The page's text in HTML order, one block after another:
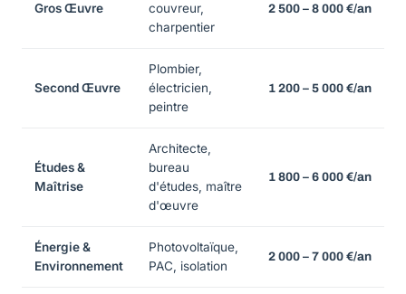
Gros Œuvre
couvreur,
charpentier
2 500 – 8 000 €/an
Second Œuvre
Plombier,
électricien,
peintre
1 200 – 5 000 €/an
Études &
Maîtrise
Architecte,
bureau
d'études, maître
d'œuvre
1 800 – 6 000 €/an
Énergie &
Environnement
Photovoltaïque,
PAC, isolation
2 000 – 7 000 €/an